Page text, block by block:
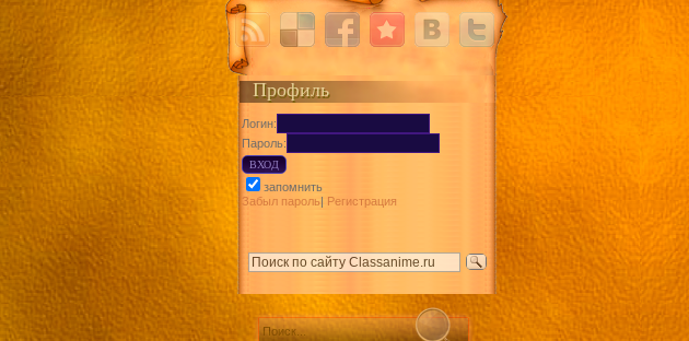
Профиль
Логин:
Пароль:
запомнить
Забыл пароль| Регистрация